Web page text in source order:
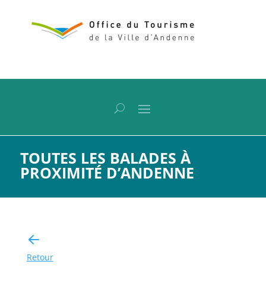
TOUTES LES BALADES À
PROXIMITÉ D’ANDENNE
Retour